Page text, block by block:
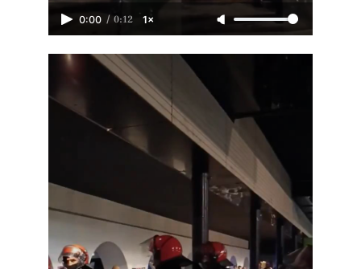
0:00 / 0:12 1×